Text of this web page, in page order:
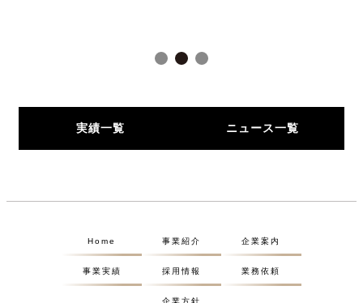
実績一覧 ニュース一覧
Home 事業紹介 企業案内
事業実績 採用情報 業務依頼
企業方針